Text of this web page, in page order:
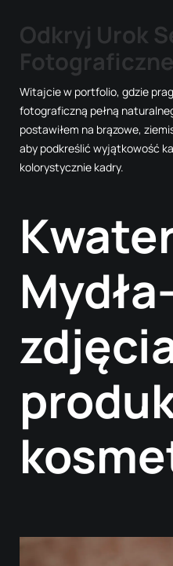
Odkryj Urok
Witajcie w portfolio, gdzie
fotograficzną pełną
postawiłem na brązowe,
aby podkreślić wyjątkowość
kolorystycznie kadry.